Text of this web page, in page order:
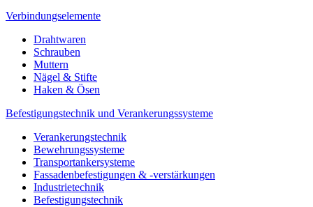
Verbindungselemente
Drahtwaren
Schrauben
Muttern
Nägel & Stifte
Haken & Ösen
Befestigungstechnik und Verankerungssysteme
Verankerungstechnik
Bewehrungssysteme
Transportankersysteme
Fassadenbefestigungen & -verstärkungen
Industrietechnik
Befestigungstechnik